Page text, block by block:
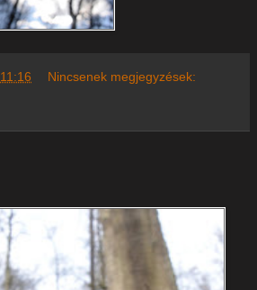
11:16 Nincsenek megjegyzések: